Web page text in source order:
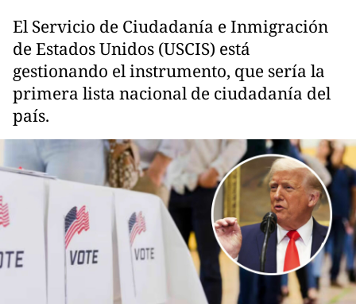
El Servicio de Ciudadanía e Inmigración
de Estados Unidos (USCIS) está
gestionando el instrumento, que sería la
primera lista nacional de ciudadanía del
país.